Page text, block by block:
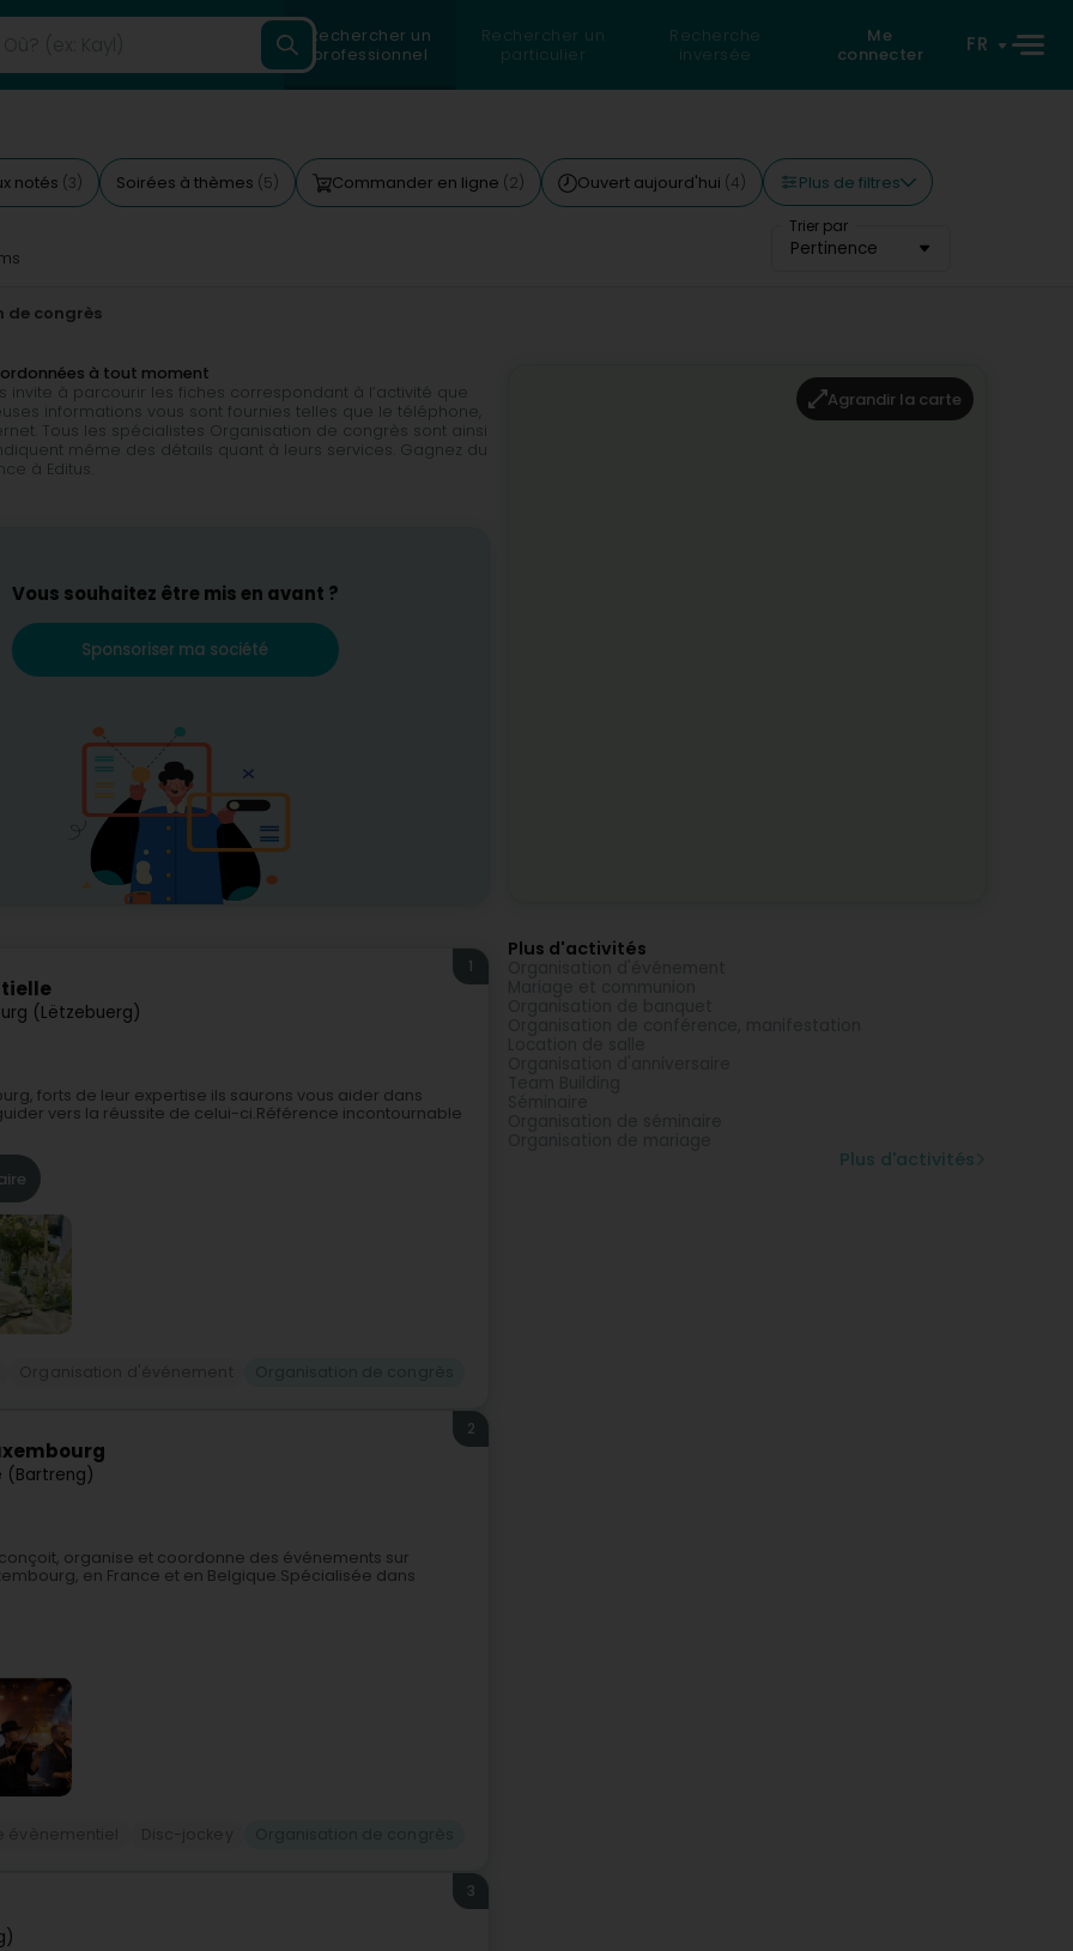
Rechercher un
professionnel
Rechercher un
particulier
Recherche
inversée
Me
connecter
FR
notés (3) Soirées à thèmes (5) Commander en ligne (2) Ouvert aujourd'hui (4) Plus de filtres
Trier par
Pertinence
de congrès
à tout moment
à parcourir les fiches correspondant à l’activité que
informations vous sont fournies telles que le téléphone,
Tous les spécialistes Organisation de congrès sont ainsi
même des détails quant à leurs services. Gagnez du
à Editus.
Vous souhaitez être mis en avant ?
Sponsoriser ma société
(Lëtzebuerg)
1
forts de leur expertise ils saurons vous aider dans
vers la réussite de celui-ci.Référence incontournable
(Bartreng)
2
organise et coordonne des événements sur
en France et en Belgique.Spécialisée dans
3
Agrandir la carte
Plus d'activités
Plus d'activités